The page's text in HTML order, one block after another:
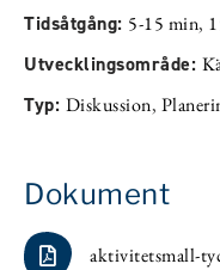
Tidsåtgång: 5-15 min,
Utvecklingsområde:
Typ: Diskussion,
Dokument
aktivitetsmall-